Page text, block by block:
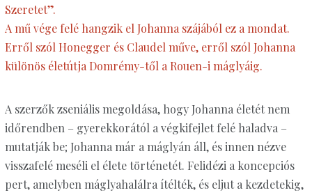
Szeretet”.
A mű vége felé hangzik el Johanna szájából ez a mondat.
Erről szól Honegger és Claudel műve, erről szól Johanna
különös életútja Domrémy-től a Rouen-i máglyáig.
A szerzők zseniális megoldása, hogy Johanna életét nem
időrendben – gyerekkorától a végkifejlet felé haladva –
mutatják be; Johanna már a máglyán áll, és innen nézve
visszafelé meséli el élete történetét. Felidézi a koncepciós
pert, amelyben máglyahalálra ítélték, és eljut a kezdetekig,